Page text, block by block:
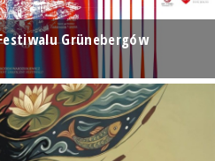
Grünebergów